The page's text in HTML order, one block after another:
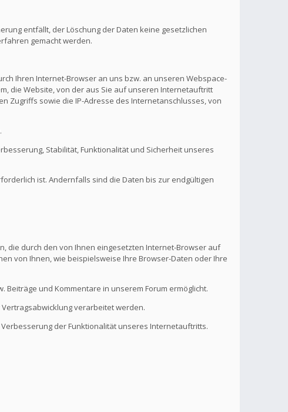
entfällt, der Löschung der Daten keine gesetzlichen
gemacht werden.
Ihren Internet-Browser an uns bzw. an unseren Webspace-
die Website, von der aus Sie auf unseren Internetauftritt
Zugriffs sowie die IP-Adresse des Internetanschlusses, von
Stabilität, Funktionalität und Sicherheit unseres
ist. Andernfalls sind die Daten bis zur endgültigen
die durch den von Ihnen eingesetzten Internet-Browser auf
von Ihnen, wie beispielsweise Ihre Browser-Daten oder Ihre
und Kommentare in unserem Forum ermöglicht.
verarbeitet werden.
der Funktionalität unseres Internetauftritts.